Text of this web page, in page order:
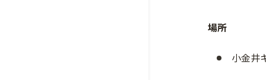
場所
小金井